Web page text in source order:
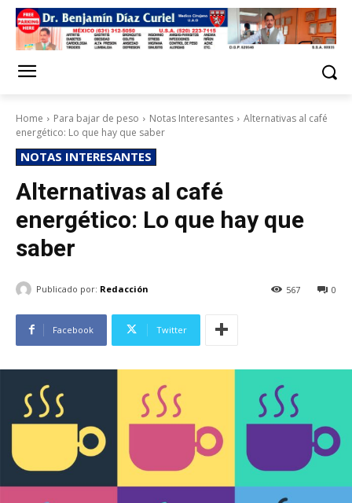
Home Para bajar de peso Notas Interesantes
Alternativas al café
energético: Lo que hay que saber
NOTAS INTERESANTES
Alternativas al café
energético: Lo que hay que
saber
Publicado por: Redacción 0
567
Facebook Twitter